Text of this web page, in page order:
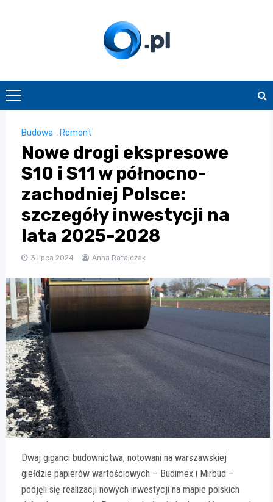
O.pl
Budowa , Remont
Nowe drogi ekspresowe
S10 i S11 w północno-
zachodniej Polsce:
szczegóły inwestycji na
lata 2025-2028
3 lipca 2024 Anna Ratajczak
Dwaj giganci budownictwa, notowani na warszawskiej
giełdzie papierów wartościowych – Budimex i Mirbud –
podjęli się realizacji nowych inwestycji na mapie polskich